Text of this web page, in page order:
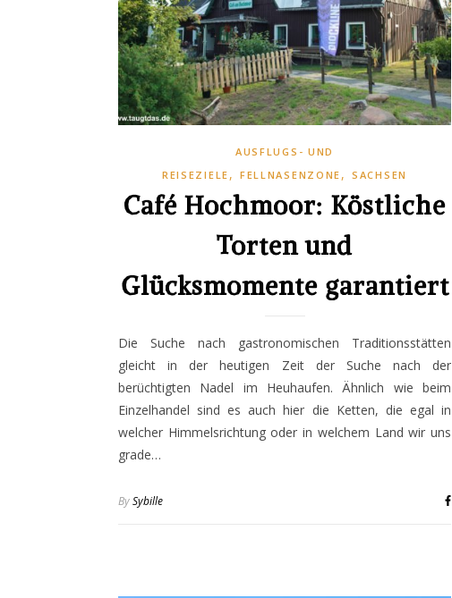
AUSFLUGS- UND
REISEZIELE , FELLNASENZONE ,SACHSEN
Café Hochmoor: Köstliche
Torten und
Glücksmomente garantiert
Die Suche nach gastronomischen Traditionsstätten
gleicht in der heutigen Zeit der Suche nach der
berüchtigten Nadel im Heuhaufen. Ähnlich wie beim
Einzelhandel sind es auch hier die Ketten, die egal in
welcher Himmelsrichtung oder in welchem Land wir uns
grade…
BySybille